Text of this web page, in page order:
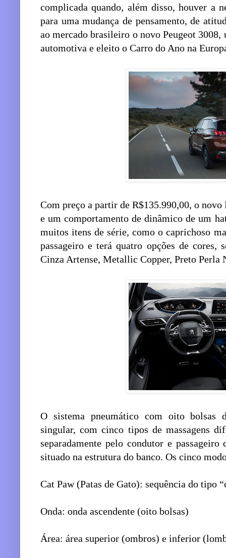
complicada quando, além disso, houver a
para uma mudança de pensamento, de
ao mercado brasileiro o novo Peugeot 3008,
automotiva e eleito o Carro do Ano na
Com preço a partir de R$135.990,00, o
e um comportamento de dinâmico de um
muitos itens de série, como o caprichoso
passageiro e terá quatro opções de cores,
Cinza Artense, Metallic Copper, Preto
O sistema pneumático com oito bolsas
singular, com cinco tipos de massagens
separadamente pelo condutor e
situado na estrutura do banco. Os cinco
Cat Paw (Patas de Gato): sequência do tipo
Onda: onda ascendente (oito bolsas)
Área: área superior (ombros) e inferior